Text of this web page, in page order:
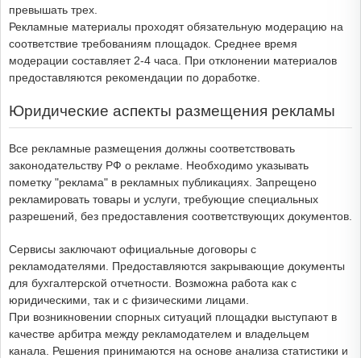
превышать трех.
Рекламные материалы проходят обязательную модерацию на
соответствие требованиям площадок. Среднее время
модерации составляет 2-4 часа. При отклонении материалов
предоставляются рекомендации по доработке.
Юридические аспекты размещения рекламы
Все рекламные размещения должны соответствовать
законодательству РФ о рекламе. Необходимо указывать
пометку "реклама" в рекламных публикациях. Запрещено
рекламировать товары и услуги, требующие специальных
разрешений, без предоставления соответствующих документов.
Сервисы заключают официальные договоры с
рекламодателями. Предоставляются закрывающие документы
для бухгалтерской отчетности. Возможна работа как с
юридическими, так и с физическими лицами.
При возникновении спорных ситуаций площадки выступают в
качестве арбитра между рекламодателем и владельцем
канала. Решения принимаются на основе анализа статистики и